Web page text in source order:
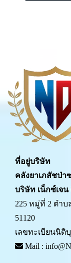
ที่อยู่บริษัท
คลังยาเภสัชป่า
บริษัท เน็กซ์เจ
225 หมู่ที่ 2 ตำ
51120
เลขทะเบียนนิติบุ
Mail :